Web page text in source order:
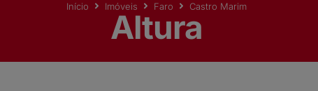
Início Imóveis Faro Castro Marim
Altura